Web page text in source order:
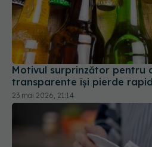
Motivul surprinzător pentru
transparente își pierde rapid
23 mai 2026, 21:14